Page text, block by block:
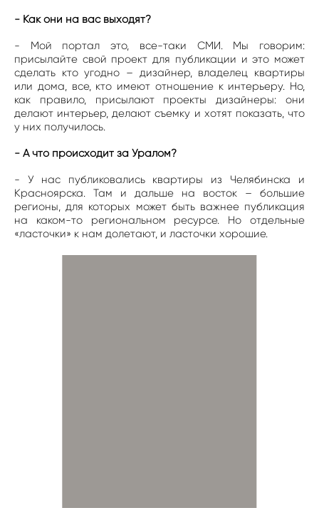
- Как они на вас выходят?
- Мой портал это, все-таки СМИ. Мы говорим:
присылайте свой проект для публикации и это может
сделать кто угодно – дизайнер, владелец квартиры
или дома, все, кто имеют отношение к интерьеру. Но,
как правило, присылают проекты дизайнеры: они
делают интерьер, делают съемку и хотят показать, что
у них получилось.
- А что происходит за Уралом?
- У нас публиковались квартиры из Челябинска и
Красноярска. Там и дальше на восток – большие
регионы, для которых может быть важнее публикация
на каком-то региональном ресурсе. Но отдельные
«ласточки» к нам долетают, и ласточки хорошие.